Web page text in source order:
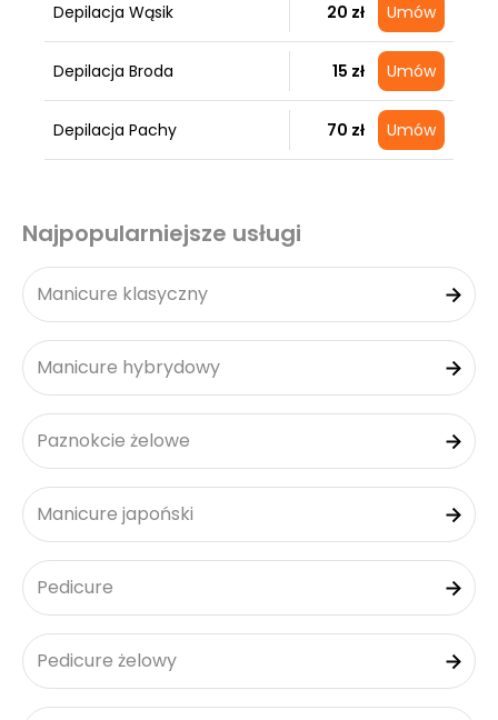
Depilacja Wąsik 20 zł Umów
Depilacja Broda 15 zł Umów
Depilacja Pachy 70 zł Umów
Najpopularniejsze usługi
Manicure klasyczny
Manicure hybrydowy
Paznokcie żelowe
Manicure japoński
Pedicure
Pedicure żelowy